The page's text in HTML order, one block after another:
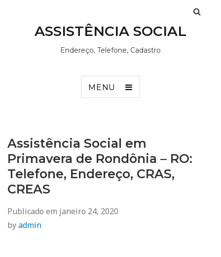
ASSISTÊNCIA SOCIAL
Endereço, Telefone, Cadastro
MENU
Assistência Social em
Primavera de Rondônia – RO:
Telefone, Endereço, CRAS,
CREAS
Publicado em janeiro 24, 2020
byadmin